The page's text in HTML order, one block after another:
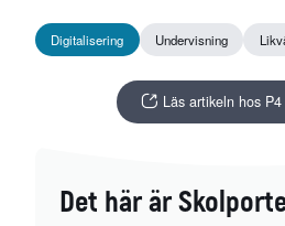
Digitalisering Undervisning
Läs artikeln hos
Det här är